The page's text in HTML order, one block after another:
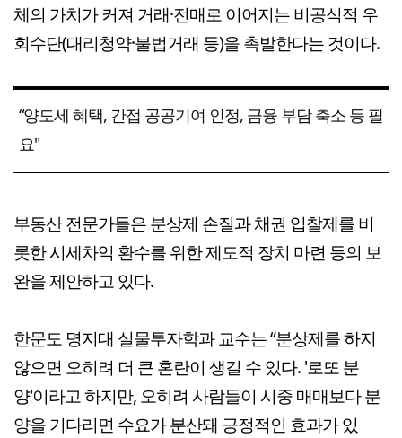
체의 가치가 커져 거래·전매로 이어지는 비공식적 우
회수단(대리청약·불법거래 등)을 촉발한다는 것이다.
“양도세 혜택, 간접 공공기여 인정, 금융 부담 축소 등 필
요"
부동산 전문가들은 분상제 손질과 채권 입찰제를 비
롯한 시세차익 환수를 위한 제도적 장치 마련 등의 보
완을 제안하고 있다.
한문도 명지대 실물투자학과 교수는 “분상제를 하지
않으면 오히려 더 큰 혼란이 생길 수 있다. '로또 분
양'이라고 하지만, 오히려 사람들이 시중 매매보다 분
양을 기다리면 수요가 분산돼 긍정적인 효과가 있